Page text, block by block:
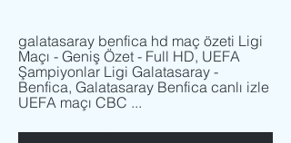
galatasaray benfica hd maç özeti Ligi
Maçı - Geniş Özet - Full HD, UEFA
Şampiyonlar Ligi Galatasaray -
Benfica, Galatasaray Benfica canlı izle
UEFA maçı CBC ...